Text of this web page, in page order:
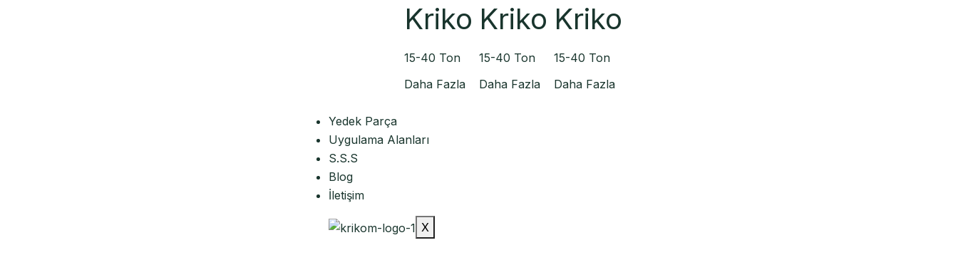
Kriko
15-40 Ton
Daha Fazla
Kriko
15-40 Ton
Daha Fazla
Kriko
15-40 Ton
Daha Fazla
Yedek Parça
Uygulama Alanları
S.S.S
Blog
İletişim
X